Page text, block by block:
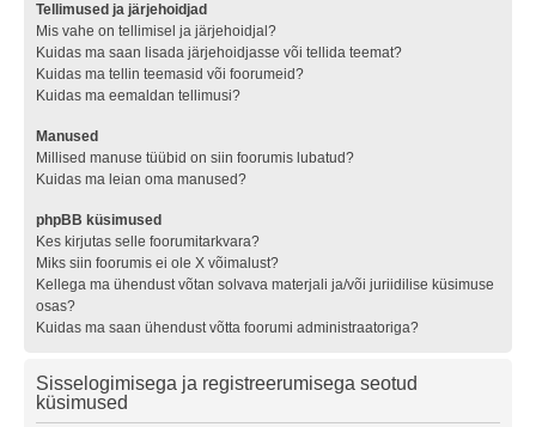
Tellimused ja järjehoidjad
Mis vahe on tellimisel ja järjehoidjal?
Kuidas ma saan lisada järjehoidjasse või tellida teemat?
Kuidas ma tellin teemasid või foorumeid?
Kuidas ma eemaldan tellimusi?
Manused
Millised manuse tüübid on siin foorumis lubatud?
Kuidas ma leian oma manused?
phpBB küsimused
Kes kirjutas selle foorumitarkvara?
Miks siin foorumis ei ole X võimalust?
Kellega ma ühendust võtan solvava materjali ja/või juriidilise küsimuse
osas?
Kuidas ma saan ühendust võtta foorumi administraatoriga?
Sisselogimisega ja registreerumisega seotud
küsimused